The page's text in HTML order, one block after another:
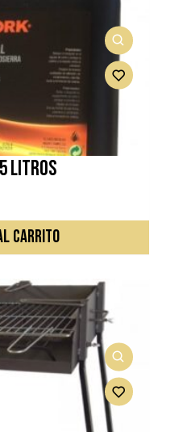
5 litros
CARRITO